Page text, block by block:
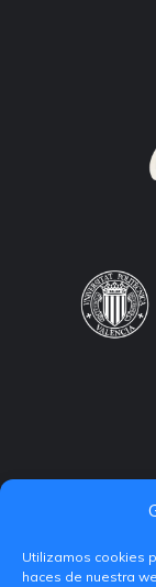
Utilizamos cookies
haces de nuestra